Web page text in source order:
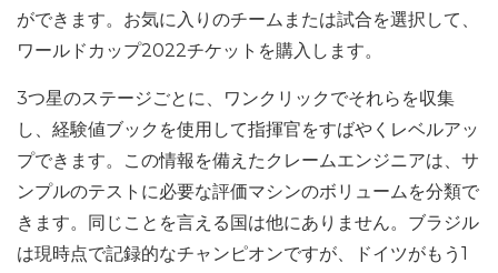
ができます。お気に入りのチームまたは試合を選択して、
ワールドカップ2022チケットを購入します。
3つ星のステージごとに、ワンクリックでそれらを収集
し、経験値ブックを使用して指揮官をすばやくレベルアッ
プできます。この情報を備えたクレームエンジニアは、サ
ンプルのテストに必要な評価マシンのボリュームを分類で
きます。同じことを言える国は他にありません。ブラジル
は現時点で記録的なチャンピオンですが、ドイツがもう1